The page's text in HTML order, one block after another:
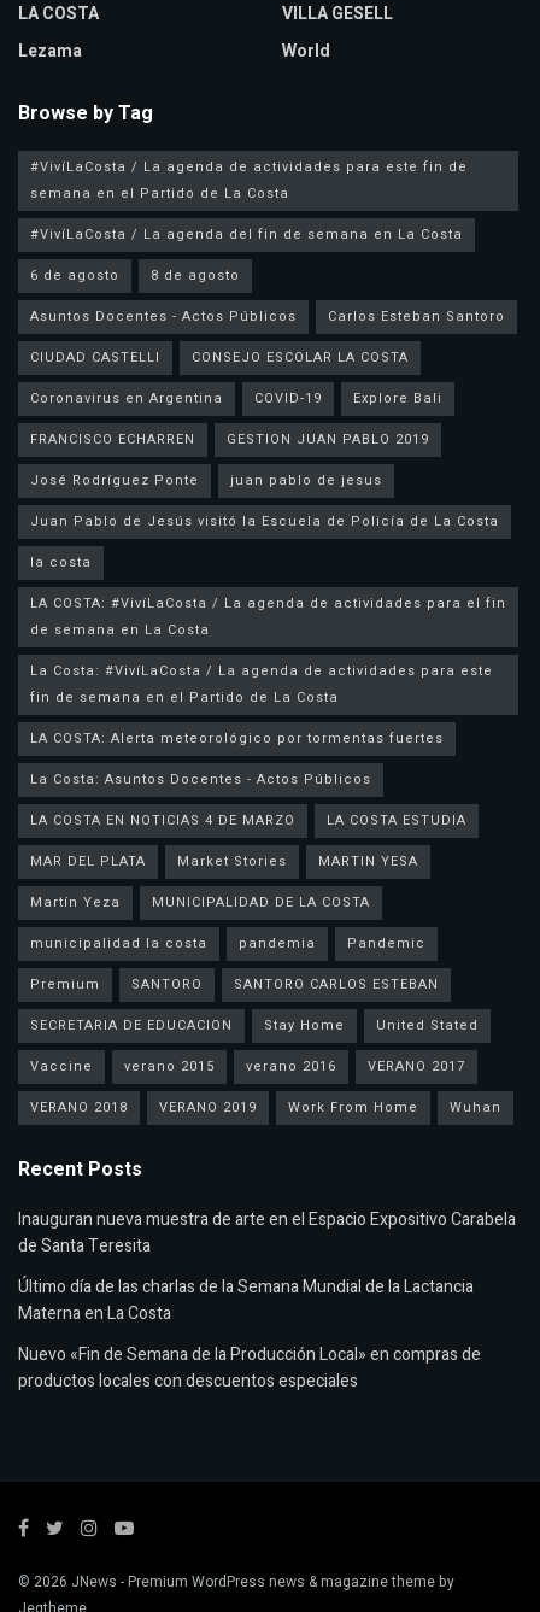
LA COSTA
Lezama
VILLA GESELL
World
Browse by Tag
#VivíLaCosta / La agenda de actividades para este fin de
semana en el Partido de La Costa
#VivíLaCosta / La agenda del fin de semana en La Costa
6 de agosto
8 de agosto
Asuntos Docentes - Actos Públicos
Carlos Esteban Santoro
CIUDAD CASTELLI
CONSEJO ESCOLAR LA COSTA
Coronavirus en Argentina
COVID-19
Explore Bali
FRANCISCO ECHARREN
GESTION JUAN PABLO 2019
José Rodríguez Ponte
juan pablo de jesus
la costa
LA COSTA: #VivíLaCosta / La agenda de actividades para el fin
de semana en La Costa
La Costa: #VivíLaCosta / La agenda de actividades para este
fin de semana en el Partido de La Costa
LA COSTA: Alerta meteorológico por tormentas fuertes
La Costa: Asuntos Docentes - Actos Públicos
LA COSTA EN NOTICIAS 4 DE MARZO
LA COSTA ESTUDIA
MAR DEL PLATA
Market Stories
MARTIN YESA
Martín Yeza
MUNICIPALIDAD DE LA COSTA
municipalidad la costa
pandemia
Pandemic
Premium
SANTORO
SANTORO CARLOS ESTEBAN
SECRETARIA DE EDUCACION
Stay Home
United Stated
Vaccine
verano 2015 verano 2016
VERANO 2017
VERANO 2018
VERANO 2019 Work From Home Wuhan
Recent Posts
Inauguran nueva muestra de arte en el Espacio Expositivo Carabela
de Santa Teresita
Último día de las charlas de la Semana Mundial de la Lactancia
Materna en La Costa
Nuevo «Fin de Semana de la Producción Local» en compras de
productos locales con descuentos especiales
© 2026 JNews - Premium WordPress news & magazine theme by